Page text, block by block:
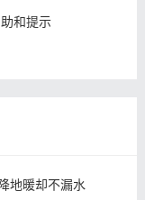
和提示
地暖却不漏水